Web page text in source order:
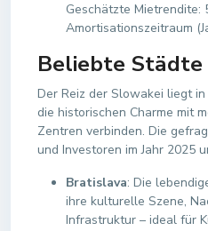
Geschätzte Mietrendite:
Amortisationszeitraum
Beliebte Städte
Der Reiz der Slowakei liegt
die historischen Charme mit
Zentren verbinden. Die
und Investoren im Jahr 2025
Bratislava: Die
ihre kulturelle Szene,
Infrastruktur – ideal für